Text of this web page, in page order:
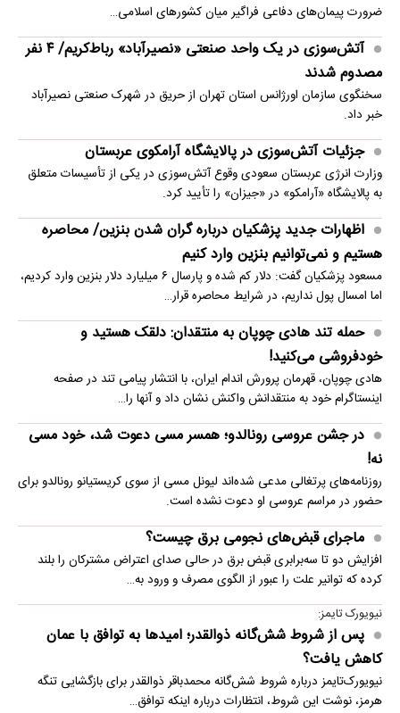
ضرورت پیمان‌های دفاعی فراگیر میان کشورهای اسلامی…
آتش‌سوزی در یک واحد صنعتی «نصیرآباد» رباط‌کریم/ ۴ نفر
مصدوم شدند
سخنگوی سازمان اورژانس استان تهران از حریق در شهرک صنعتی نصیرآباد
خبر داد.
جزئیات آتش‌سوزی در پالایشگاه آرامکوی عربستان
وزارت انرژی عربستان سعودی وقوع آتش‌سوزی در یکی از تأسیسات متعلق
به پالایشگاه «آرامکو» در «جیزان» را تأیید کرد.
اظهارات جدید پزشکیان درباره گران شدن بنزین/ محاصره
هستیم و نمی‌توانیم بنزین وارد کنیم
مسعود پزشکیان گفت: دلار کم شده و پارسال ۶ میلیارد دلار بنزین وارد کردیم،
اما امسال پول نداریم، در شرایط محاصره قرار…
حمله تند هادی چوپان به منتقدان: دلقک هستید و
خودفروشی می‌کنید!
هادی چوپان، قهرمان پرورش اندام ایران، با انتشار پیامی تند در صفحه
اینستاگرام خود به منتقدانش واکنش نشان داد و آنها را…
در جشن عروسی رونالدو؛ همسر مسی دعوت شد، خود مسی
نه!
روزنامه‌های پرتغالی مدعی شده‌اند لیونل مسی از سوی کریستیانو رونالدو برای
حضور در مراسم عروسی او دعوت نشده است.
ماجرای قبض‌های نجومی برق چیست؟
افزایش دو تا سه‌برابری قبض برق در حالی صدای اعتراض مشترکان را بلند
کرده که توانیر علت را عبور از الگوی مصرف و ورود به…
نیویورک تایمز:
پس از شروط شش‌گانه ذوالقدر؛ امیدها به توافق با عمان
کاهش یافت؟
نیویورک‌تایمز درباره شروط شش‌گانه محمدباقر ذوالقدر برای بازگشایی تنگه
هرمز، نوشت این شروط، انتظارات درباره اینکه توافق…